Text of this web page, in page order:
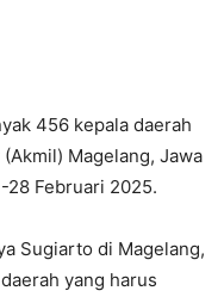
456 kepala daerah
Magelang, Jawa
28 Februari 2025.
Sugiarto di Magelang,
yang harus